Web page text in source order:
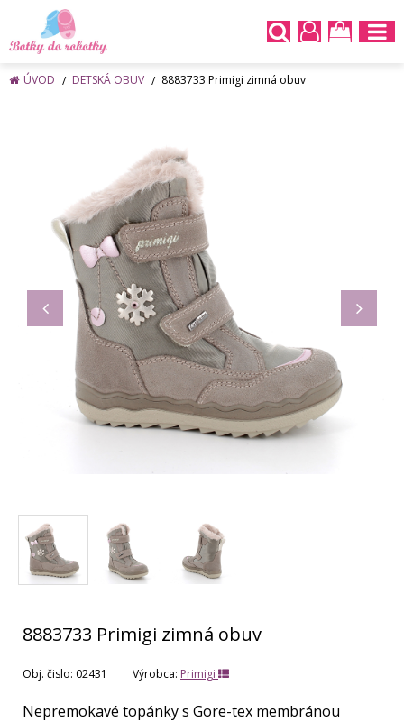
ÚVOD DETSKÁ OBUV 8883733 Primigi zimná obuv
8883733 Primigi zimná obuv
Obj. čislo: 02431 Výrobca: Primigi
Nepremokavé topánky s Gore-tex membránou